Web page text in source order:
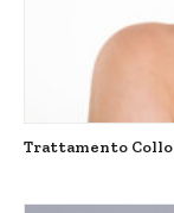
Trattamento Collo